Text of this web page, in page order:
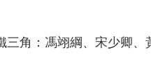
角：馮翊綱、宋少卿、